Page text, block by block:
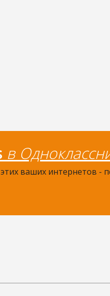
в
ваших интернетов -